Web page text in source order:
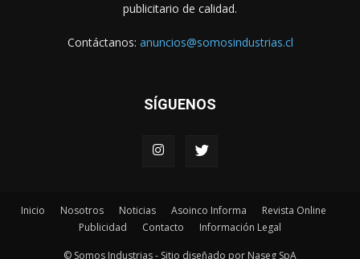
publicitario de calidad.
Contáctanos: anuncios@somosindustrias.cl
SÍGUENOS
Inicio Nosotros Noticias Asoinco Informa
Revista Online
Publicidad
Contacto Información Legal
© Somos Industrias - Sitio diseñado por Naseg SpA